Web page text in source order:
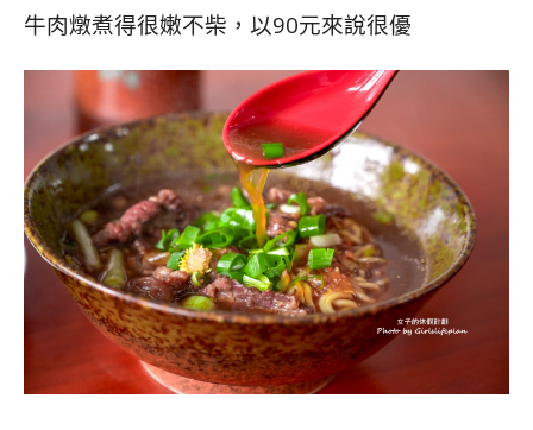
牛肉燉煮得很嫩不柴，以90元來說很優